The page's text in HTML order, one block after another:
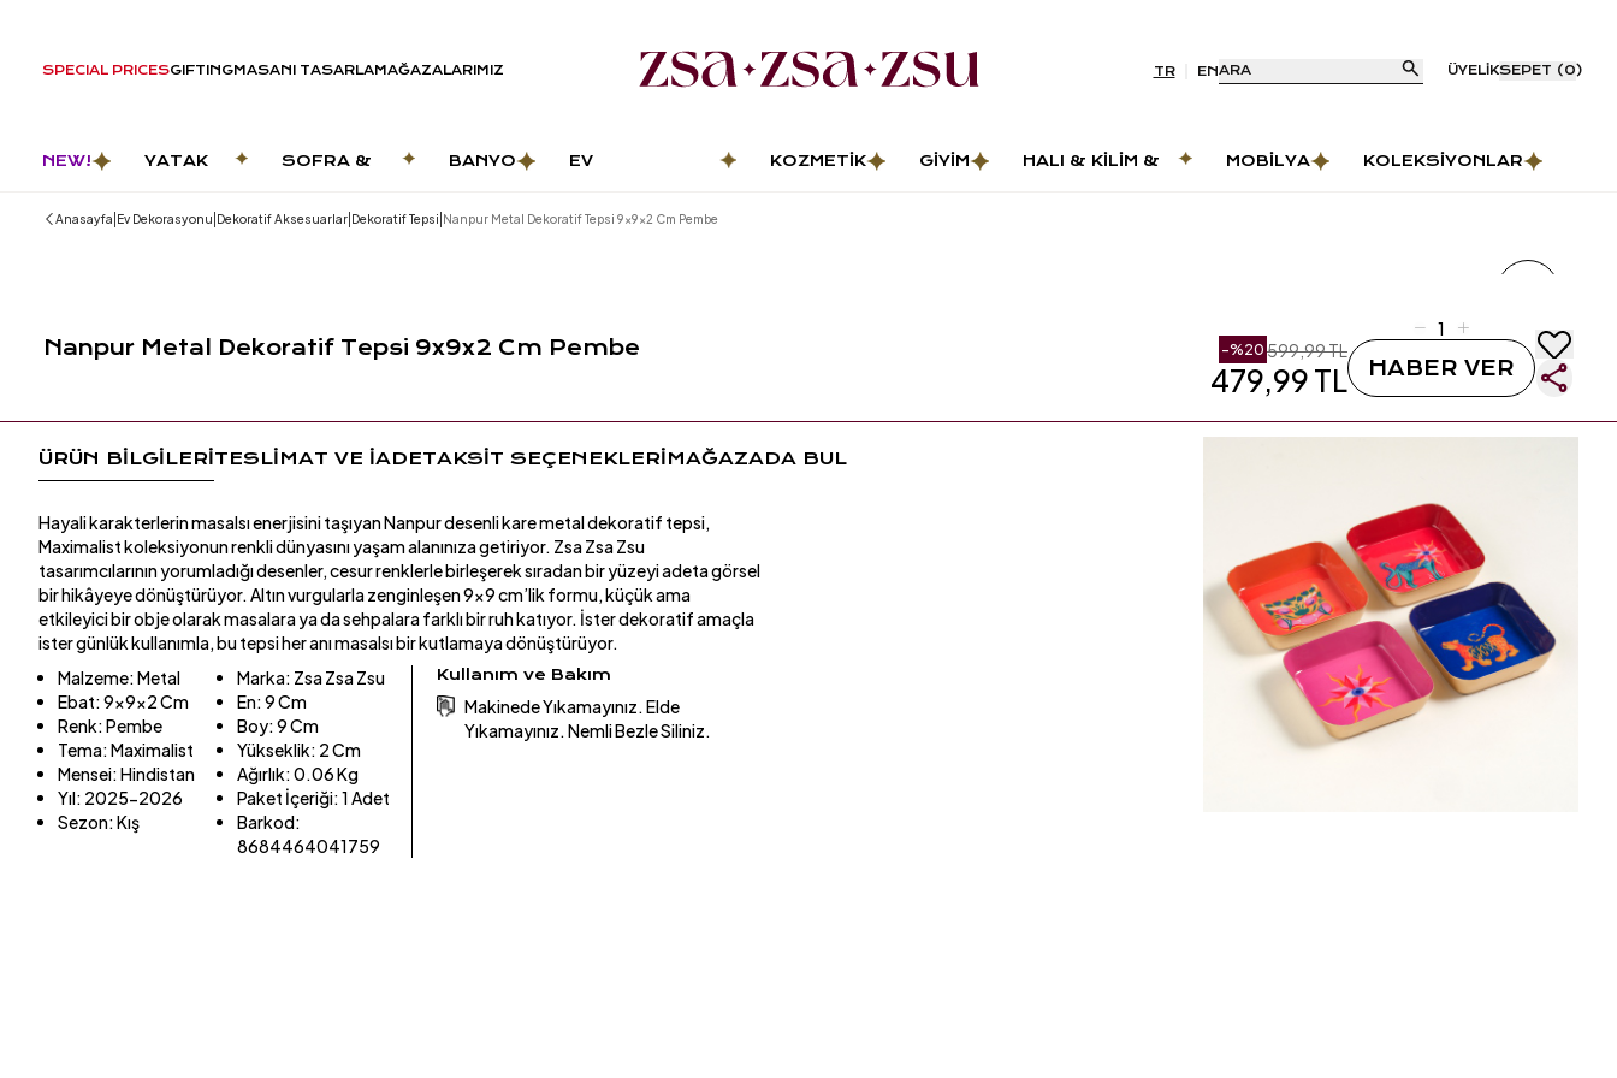
SPECIAL PRICESGIFTINGMASANI TASARLAMAĞAZALARIMIZ TR ENARA ÜYELIKSEPET (0)
NEW!
YATAK
SOFRA &
BANYO
EV
KOZMETIK GIYIM
HALI & KILIM &
MOBILYA KOLEKSIYONLAR
Anasayfa Ev Dekorasyonu Dekoratif Aksesuarlar Dekoratif Tepsi Nanpur Metal Dekoratif Tepsi 9x9x2 Cm Pembe
Nanpur Metal Dekoratif Tepsi 9x9x2 Cm Pembe -%20 599,99 TL
479,99 TL HABER VER
ÜRÜN BİLGİLERİTESLİMAT VE İADETAKSİT SEÇENEKLERİMAĞAZADA BUL
Hayali karakterlerin masalsı enerjisini taşıyan Nanpur desenli kare metal dekoratif tepsi,
Maximalist koleksiyonun renkli dünyasını yaşam alanınıza getiriyor. Zsa Zsa Zsu
tasarımcılarının yorumladığı desenler, cesur renklerle birleşerek sıradan bir yüzeyi adeta görsel
bir hikâyeye dönüştürüyor. Altın vurgularla zenginleşen 9x9 cm’lik formu, küçük ama
etkileyici bir obje olarak masalara ya da sehpalara farklı bir ruh katıyor. İster dekoratif amaçla
ister günlük kullanımla, bu tepsi her anı masalsı bir kutlamaya dönüştürüyor.
Malzeme:Metal
Ebat:9x9x2 Cm
Renk:Pembe
Tema:Maximalist
Mensei:Hindistan
Yıl: 2025-2026
Sezon:Kış
Marka: Zsa Zsa Zsu
En:9 Cm
Boy:9 Cm
Yükseklik: 2 Cm
Ağırlık:0.06 Kg
Paket İçeriği:1 Adet
Barkod:
8684464041759
Kullanım ve Bakım
Makinede Yıkamayınız. Elde
Yıkamayınız. Nemli Bezle Siliniz.